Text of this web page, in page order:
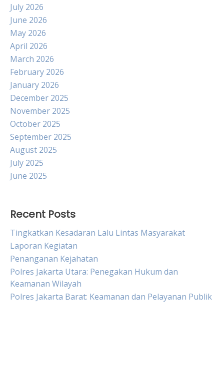
July 2026
June 2026
May 2026
April 2026
March 2026
February 2026
January 2026
December 2025
November 2025
October 2025
September 2025
August 2025
July 2025
June 2025
Recent Posts
Tingkatkan Kesadaran Lalu Lintas Masyarakat
Laporan Kegiatan
Penanganan Kejahatan
Polres Jakarta Utara: Penegakan Hukum dan
Keamanan Wilayah
Polres Jakarta Barat: Keamanan dan Pelayanan Publik